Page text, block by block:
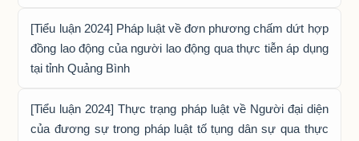
[Tiểu luận 2024] Pháp luật về đơn phương chấm dứt hợp
đồng lao động của người lao động qua thực tiễn áp dụng
tại tỉnh Quảng Bình
[Tiểu luận 2024] Thực trạng pháp luật về Người đại diện
của đương sự trong pháp luật tố tụng dân sự qua thực